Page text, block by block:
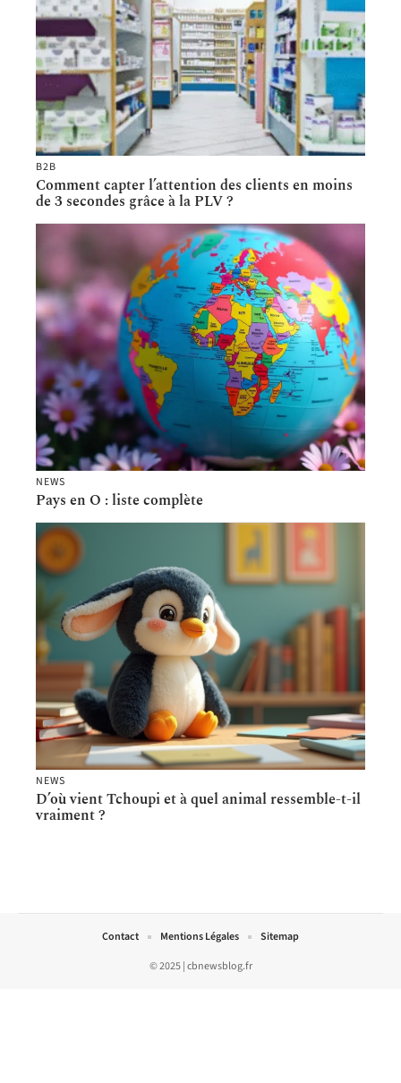
B2B
Comment capter l’attention des clients en moins
de 3 secondes grâce à la PLV ?
NEWS
Pays en O : liste complète
NEWS
D’où vient Tchoupi et à quel animal ressemble-t-il
vraiment ?
© 2025 | cbnewsblog.fr
Contact Mentions Légales Sitemap